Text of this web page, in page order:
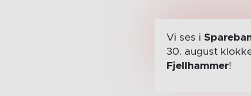
Vi ses i
30. august
Fjellhammer!